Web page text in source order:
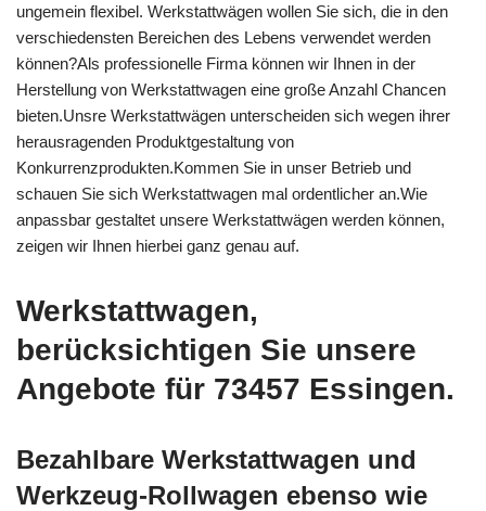
ungemein flexibel. Werkstattwägen wollen Sie sich, die in den
verschiedensten Bereichen des Lebens verwendet werden
können?Als professionelle Firma können wir Ihnen in der
Herstellung von Werkstattwagen eine große Anzahl Chancen
bieten.Unsre Werkstattwägen unterscheiden sich wegen ihrer
herausragenden Produktgestaltung von
Konkurrenzprodukten.Kommen Sie in unser Betrieb und
schauen Sie sich Werkstattwagen mal ordentlicher an.Wie
anpassbar gestaltet unsere Werkstattwägen werden können,
zeigen wir Ihnen hierbei ganz genau auf.
Werkstattwagen,
berücksichtigen Sie unsere
Angebote für 73457 Essingen.
Bezahlbare Werkstattwagen und
Werkzeug-Rollwagen ebenso wie